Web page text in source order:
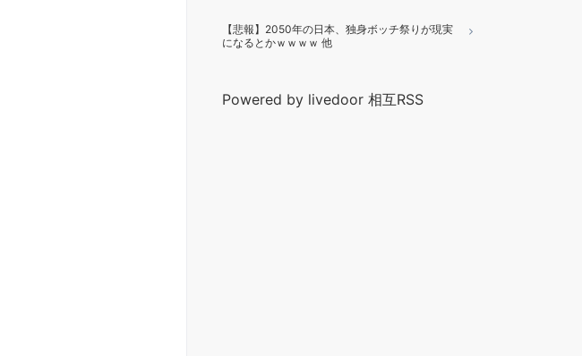
【悲報】2050年の日本、独身ボッチ祭りが現実
になるとかｗｗｗｗ 他
Powered by livedoor 相互RSS